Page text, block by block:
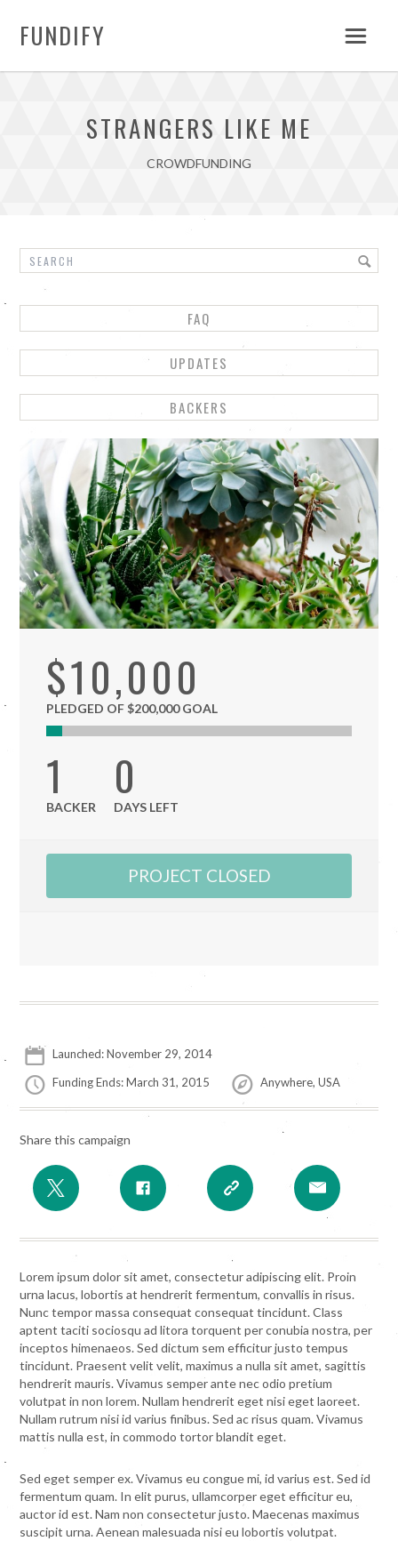
FUNDIFY
STRANGERS LIKE ME
CROWDFUNDING
FAQ
UPDATES
BACKERS
$10,000
PLEDGED OF $200,000 GOAL
1
BACKER
0
DAYS LEFT
PROJECT CLOSED
Launched: November 29, 2014
Funding Ends: March 31, 2015
Anywhere, USA
Share this campaign
Lorem ipsum dolor sit amet, consectetur adipiscing elit. Proin
urna lacus, lobortis at hendrerit fermentum, convallis in risus.
Nunc tempor massa consequat consequat tincidunt. Class
aptent taciti sociosqu ad litora torquent per conubia nostra, per
inceptos himenaeos. Sed dictum sem efficitur justo tempus
tincidunt. Praesent velit velit, maximus a nulla sit amet, sagittis
hendrerit mauris. Vivamus semper ante nec odio pretium
volutpat in non lorem. Nullam hendrerit eget nisi eget laoreet.
Nullam rutrum nisi id varius finibus. Sed ac risus quam. Vivamus
mattis nulla est, in commodo tortor blandit eget.
Sed eget semper ex. Vivamus eu congue mi, id varius est. Sed id
fermentum quam. In elit purus, ullamcorper eget efficitur eu,
auctor id est. Nam non consectetur justo. Maecenas maximus
suscipit urna. Aenean malesuada nisi eu lobortis volutpat.